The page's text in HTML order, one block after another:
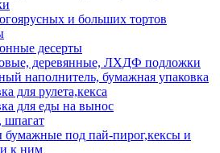
и больших тортов
десерты
деревянные, ЛХДФ подложки
наполнитель, бумажная упаковка
для рулета,кекса
для еды на вынос
шпагат
под пай-пирог,кексы и
к ним